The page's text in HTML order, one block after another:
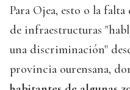
Para Ojea, esto o la
de infraestructuras
una discriminación"
provincia ourensana,